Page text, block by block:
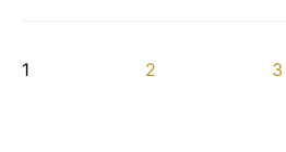
1 2 3